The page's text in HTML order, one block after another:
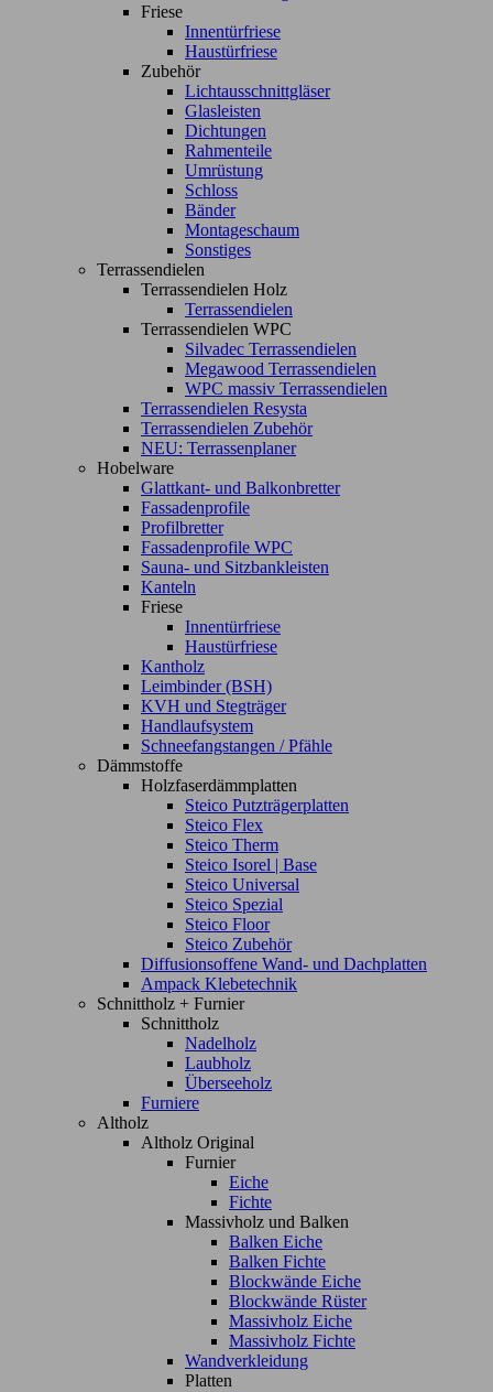
Friese
Innentürfriese
Haustürfriese
Zubehör
Lichtausschnittgläser
Glasleisten
Dichtungen
Rahmenteile
Umrüstung
Schloss
Bänder
Montageschaum
Sonstiges
Terrassendielen
Terrassendielen Holz
Terrassendielen
Terrassendielen WPC
Silvadec Terrassendielen
Megawood Terrassendielen
WPC massiv Terrassendielen
Terrassendielen Resysta
Terrassendielen Zubehör
NEU: Terrassenplaner
Hobelware
Glattkant- und Balkonbretter
Fassadenprofile
Profilbretter
Fassadenprofile WPC
Sauna- und Sitzbankleisten
Kanteln
Friese
Innentürfriese
Haustürfriese
Kantholz
Leimbinder (BSH)
KVH und Stegträger
Handlaufsystem
Schneefangstangen / Pfähle
Dämmstoffe
Holzfaserdämmplatten
Steico Putzträgerplatten
Steico Flex
Steico Therm
Steico Isorel | Base
Steico Universal
Steico Spezial
Steico Floor
Steico Zubehör
Diffusionsoffene Wand- und Dachplatten
Ampack Klebetechnik
Schnittholz + Furnier
Schnittholz
Nadelholz
Laubholz
Überseeholz
Furniere
Altholz
Altholz Original
Furnier
Eiche
Fichte
Massivholz und Balken
Balken Eiche
Balken Fichte
Blockwände Eiche
Blockwände Rüster
Massivholz Eiche
Massivholz Fichte
Wandverkleidung
Platten